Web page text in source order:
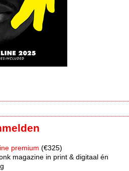
premium (€325)
magazine in print & digitaal én